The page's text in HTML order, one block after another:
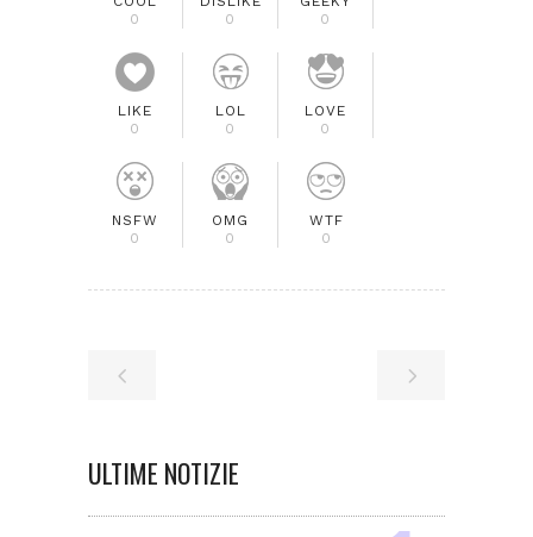
0
0
0
LIKE
0
LOL
0
LOVE
0
NSFW
0
OMG
0
WTF
0
ULTIME NOTIZIE